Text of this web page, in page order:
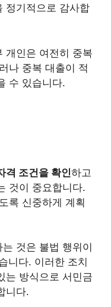
정기적으로 감사합
개인은 여전히 중복
나 중복 대출이 적
수 있습니다.
격 조건을 확인하고
것이 중요합니다.
록 신중하게 계획
것은 불법 행위이
니다. 이러한 조치
는 방식으로 서민금
니다.